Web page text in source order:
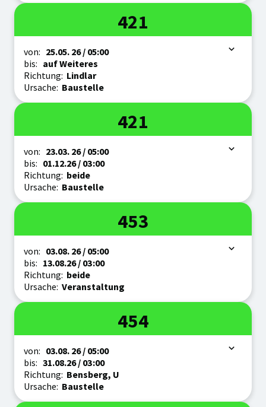
Linie
421
Zeitraum
von: 25.05. 26/ 05:00
bis: auf Weiteres
Richtung: Lindlar
Ursache: Baustelle
Linie
421
Zeitraum
von: 23.03. 26/ 05:00
bis: 01.12.26/ 03:00
Richtung: beide
Ursache: Baustelle
Linie
453
Zeitraum
von: 03.08. 26/ 05:00
bis: 13.08.26/ 03:00
Richtung: beide
Ursache: Veranstaltung
Linie
454
Zeitraum
von: 03.08. 26/ 05:00
bis: 31.08.26/ 03:00
Richtung: Bensberg, U
Ursache: Baustelle